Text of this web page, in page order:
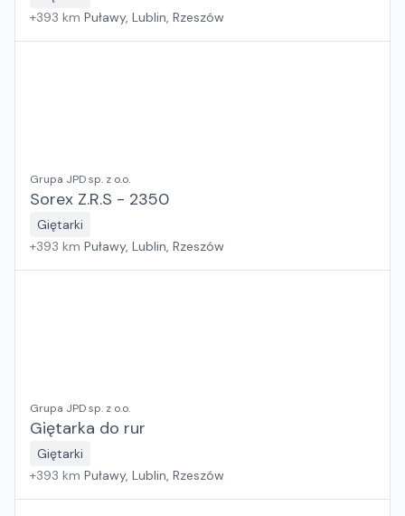
+393 km Puławy, Lublin, Rzeszów
Grupa JPD sp. z o.o.
Sorex Z.R.S - 2350
Giętarki
+393 km Puławy, Lublin, Rzeszów
Grupa JPD sp. z o.o.
Giętarka do rur
Giętarki
+393 km Puławy, Lublin, Rzeszów